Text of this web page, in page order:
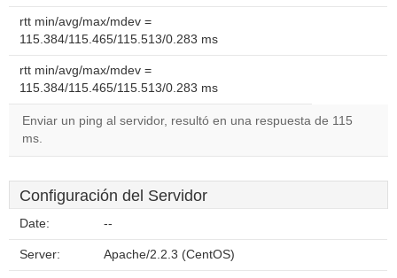
rtt min/avg/max/mdev =
115.384/115.465/115.513/0.283 ms
rtt min/avg/max/mdev =
115.384/115.465/115.513/0.283 ms
Enviar un ping al servidor, resultó en una respuesta de 115
ms.
Configuración del Servidor
Date: --
Server: Apache/2.2.3 (CentOS)